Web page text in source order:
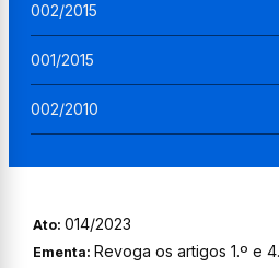
002/2015
001/2015
002/2010
Ato: 014/2023
Ementa: Revoga os artigos 1.º e